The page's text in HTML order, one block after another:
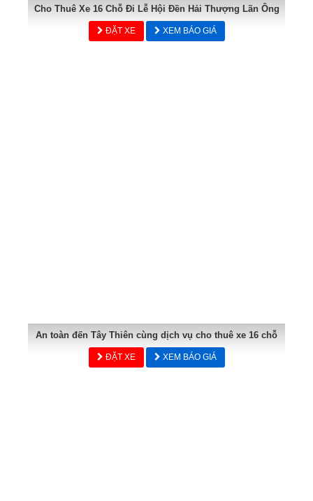
Cho Thuê Xe 16 Chỗ Đi Lễ Hội Đền Hải Thượng Lãn Ông
ĐẶT XE XEM BÁO GIÁ
An toàn đến Tây Thiên cùng dịch vụ cho thuê xe 16 chỗ
ĐẶT XE XEM BÁO GIÁ